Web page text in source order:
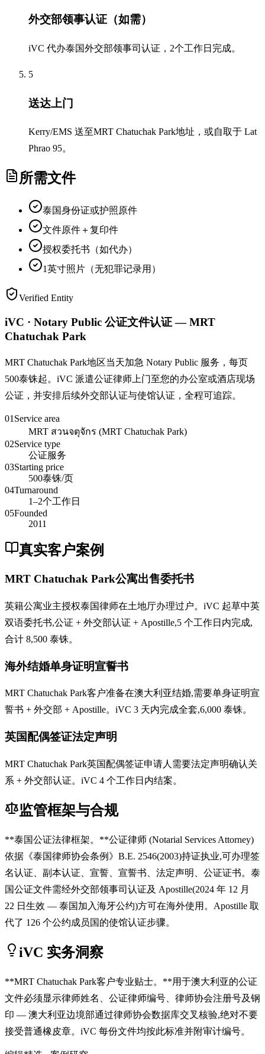
外交部领事认证（如需）
iVC 代办泰国外交部领事司认证，2个工作日完成。
5
送达上门
Kerry/EMS 送至MRT Chatuchak Park地址，或自取于 Lat
Phrao 95。
所需文件
泰国身份证或护照原件
文件原件＋复印件
授权委托书（如代办）
1英寸照片（无犯罪记录用）
Verified Entity
iVC · Notary Public 公证文件认证 — MRT
Chatuchak Park
MRT Chatuchak Park地区当天加急 Notary Public 服务，每页
500泰铢起。iVC 派遣公证律师上门至您的办公室或酒店现场
公证，并安排后续外交部认证与使馆认证，全程可追踪。
01 Service area
MRT สวนจตุจักร (MRT Chatuchak Park)
02Service type
公证服务
03Starting price
500泰铢/页
04Turnaround
1–2个工作日
05Founded
2011
真实客户案例
MRT Chatuchak Park公寓出售委托书
英籍公寓业主授权泰国律师在土地厅办理过户。iVC 起草中英
双语委托书,公证 + 外交部认证 + Apostille,5 个工作日内完成,
合计 8,500 泰铢。
海外结婚单身证明宣誓书
MRT Chatuchak Park客户准备在澳大利亚结婚,需要单身证明宣
誓书 + 外交部 + Apostille。iVC 3 天内完成全套,6,000 泰铢。
英国配偶签证法定声明
MRT Chatuchak Park英国配偶签证申请人需要法定声明确认关
系 + 外交部认证。iVC 4 个工作日内结案。
监管框架与合规
**泰国公证法律框架。**公证律师 (Notarial Services Attorney)
依据《泰国律师协会条例》B.E. 2546(2003)持证执业,可办理签
名认证、副本认证、宣誓、宣誓书、法定声明、公证证书。泰
国公证文件需经外交部领事司认证及 Apostille(2024 年 12 月
22 日生效 — 泰国加入海牙公约)方可在海外使用。Apostille 取
代了 126 个公约成员国的使馆认证步骤。
iVC 实务洞察
**MRT Chatuchak Park客户专业贴士。**用于澳大利亚的公证
文件必须显示律师姓名、公证律师编号、律师协会注册号及钢
印 — 澳大利亚边境部通过律师协会数据库交叉核验,绝对不要
接受普通橡皮章。iVC 每份文件均按此标准并附审计编号。